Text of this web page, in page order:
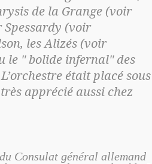
de la Grange (voir
Spessardy (voir
les Alizés (voir
le " bolide infernal" des
était placé sous
apprécié aussi chez
Consulat général allemand